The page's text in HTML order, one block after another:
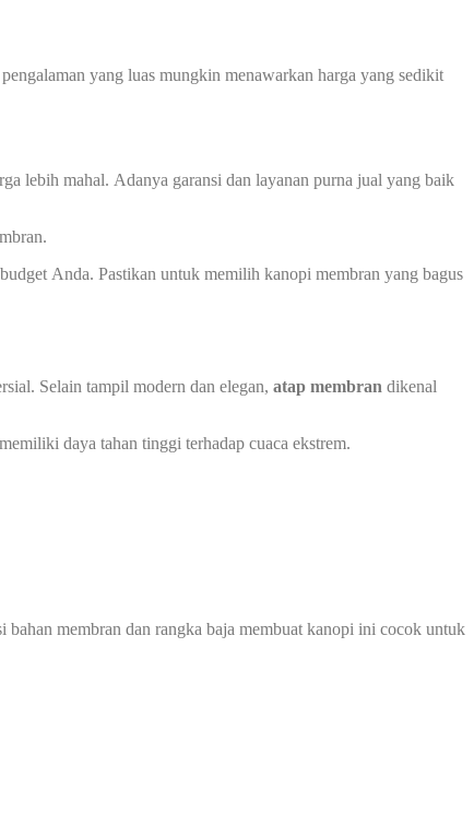
yang luas mungkin menawarkan harga yang sedikit
lebih mahal. Adanya garansi dan layanan purna jual yang baik
Anda. Pastikan untuk memilih kanopi membran yang bagus
Selain tampil modern dan elegan, atap membran dikenal
daya tahan tinggi terhadap cuaca ekstrem.
membran dan rangka baja membuat kanopi ini cocok untuk